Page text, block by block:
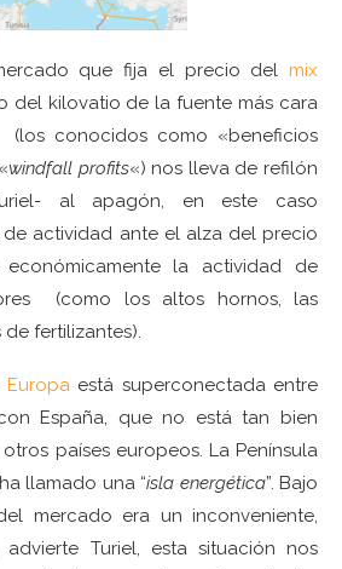
que fija el precio del mix
del kilovatio de la fuente más cara
conocidos como «beneficios
windfall profits«) nos lleva de refilón
al apagón, en este caso
de actividad ante el alza del precio
la actividad de
(como los altos hornos, las
fertilizantes).
Europa está superconectada entre
España, que no está tan bien
países europeos. La Península
llamado una “isla energética”. Bajo
mercado era un inconveniente,
advierte Turiel, esta situación nos